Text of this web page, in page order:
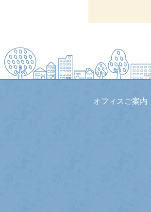
オフィスご案内